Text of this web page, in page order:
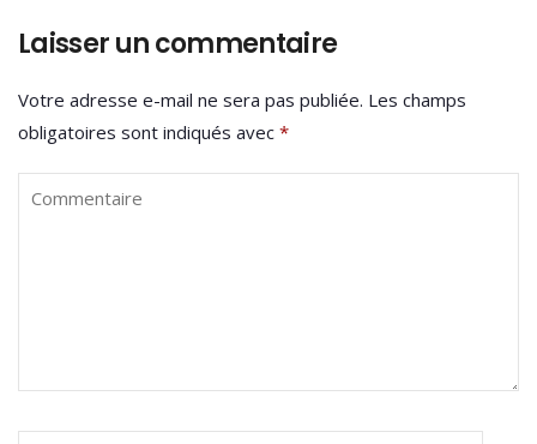
Laisser un commentaire
Votre adresse e-mail ne sera pas publiée. Les champs
obligatoires sont indiqués avec *